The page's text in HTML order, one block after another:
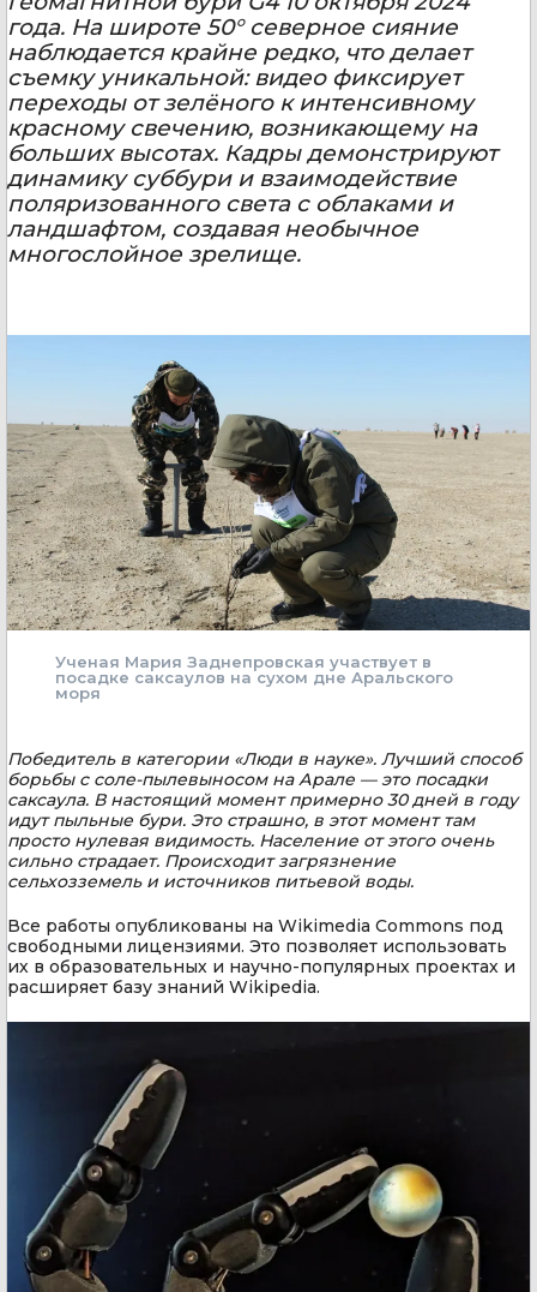
года. На широте 50° северное сияние
наблюдается крайне редко, что делает
съемку уникальной: видео фиксирует
переходы от зелёного к интенсивному
красному свечению, возникающему на
больших высотах. Кадры демонстрируют
динамику суббури и взаимодействие
поляризованного света с облаками и
ландшафтом, создавая необычное
многослойное зрелище.
Ученая Мария Заднепровская участвует в
посадке саксаулов на сухом дне Аральского
моря
Победитель в категории «Люди в науке». Лучший способ
борьбы с соле-пылевыносом на Арале — это посадки
саксаула. В настоящий момент примерно 30 дней в году
идут пыльные бури. Это страшно, в этот момент там
просто нулевая видимость. Население от этого очень
сильно страдает. Происходит загрязнение
сельхозземель и источников питьевой воды.
Все работы опубликованы на Wikimedia Commons под
свободными лицензиями. Это позволяет использовать
их в образовательных и научно-популярных проектах и
расширяет базу знаний Wikipedia.